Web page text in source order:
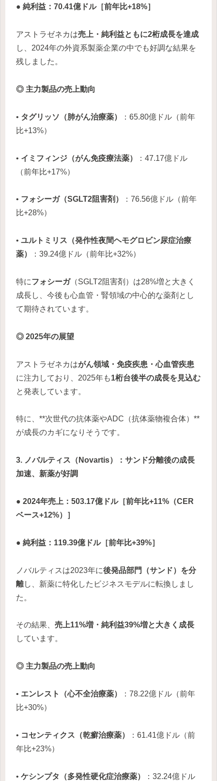
● 純利益：70.41億ドル［前年比+18%］
アストラゼネカは売上・純利益ともに2桁成長を達成
し、2024年の外資系製薬企業の中でも好調な結果を
残しました。
◎ 主力製品の売上動向
• タグリッソ（肺がん治療薬）
：65.80億ドル（前年
比+13%）
• イミフィンジ（がん免疫療法薬）
：47.17億ドル
（前年比+17%）
• フォシーガ（SGLT2阻害剤）
：76.56億ドル（前年
比+28%）
• ユルトミリス（発作性夜間ヘモグロビン尿症治療
薬）
：39.24億ドル（前年比+32%）
特にフォシーガ（SGLT2阻害剤）は28%増と大きく
成長し、今後も心血管・腎領域の中心的な薬剤とし
て期待されています。
◎ 2025年の展望
アストラゼネカはがん領域・免疫疾患・心血管疾患
に注力しており、2025年も1桁台後半の成長を見込む
と発表しています。
特に、**次世代の抗体薬やADC（抗体薬物複合体）**
が成長のカギになりそうです。
3. ノバルティス（Novartis）：サンド分離後の成長
加速、新薬が好調
● 2024年売上：503.17億ドル［前年比+11%（CER
ベース+12%）］
● 純利益：119.39億ドル［前年比+39%］
ノバルティスは2023年に後発品部門（サンド）を分
離し、新薬に特化したビジネスモデルに転換しまし
た。
その結果、 売上11%増・純利益39%増と大きく成長
しています。
◎ 主力製品の売上動向
• エンレスト（心不全治療薬）
：78.22億ドル（前年
比+30%）
• コセンティクス（乾癬治療薬）
：61.41億ドル（前
年比+23%）
• ケシンプタ（多発性硬化症治療薬）
：32.24億ドル